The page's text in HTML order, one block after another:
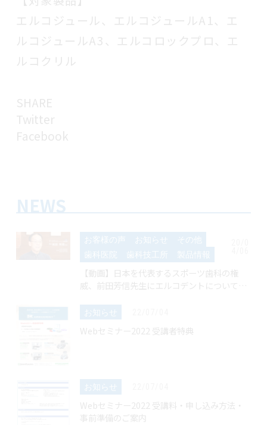
エルコジュール、エルコジュールA1、エ
ルコジュールA3、エルコロックプロ、エ
ルコクリル
SHARE
Twitter
Facebook
NEWS
お客様の声 お知らせ
その他
歯科医院
歯科技工所 製品情報
【動画】日本を代表するスポーツ歯科の権
威、前田芳信先生にエルコデントについて語
お知らせ
Webセミナー2022 受講者特典
お知らせ
Webセミナー2022 受講料・申し込み方法・
事前準備のご案内